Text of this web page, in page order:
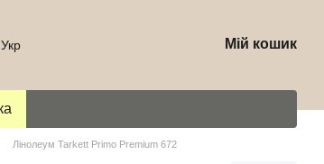
Укр Мій кошик
Лінолеум Tarkett Primo Premium 672